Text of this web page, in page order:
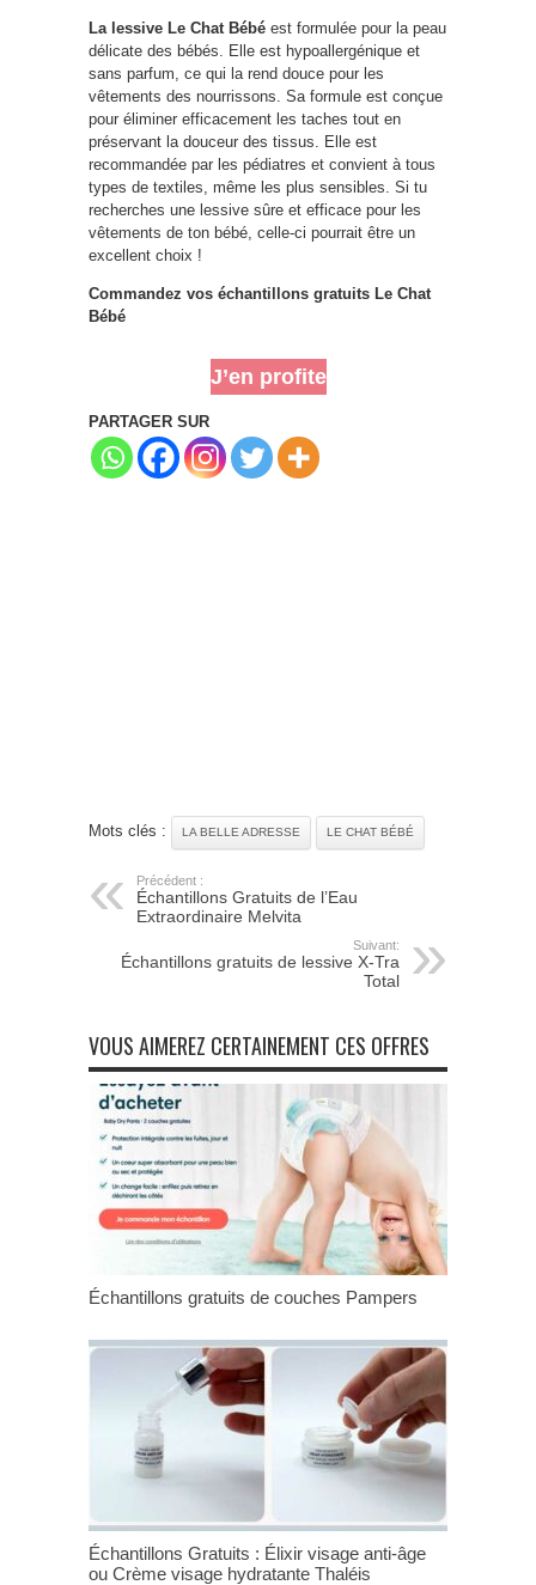
La lessive Le Chat Bébé est formulée pour la peau
délicate des bébés. Elle est hypoallergénique et
sans parfum, ce qui la rend douce pour les
vêtements des nourrissons. Sa formule est conçue
pour éliminer efficacement les taches tout en
préservant la douceur des tissus. Elle est
recommandée par les pédiatres et convient à tous
types de textiles, même les plus sensibles. Si tu
recherches une lessive sûre et efficace pour les
vêtements de ton bébé, celle-ci pourrait être un
excellent choix !
Commandez vos échantillons gratuits Le Chat
Bébé
J’en profite
PARTAGER SUR
Mots clés : LA BELLE ADRESSE LE CHAT BÉBÉ
Précédent :
Échantillons Gratuits de l’Eau
Extraordinaire Melvita
Suivant:
Échantillons gratuits de lessive X-Tra
Total
VOUS AIMEREZ CERTAINEMENT CES OFFRES
Échantillons gratuits de couches Pampers
Échantillons Gratuits : Élixir visage anti-âge
ou Crème visage hydratante Thaléis